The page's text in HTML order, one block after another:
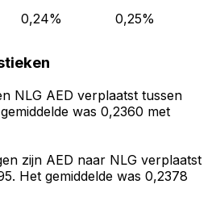
0,24% 0,25%
NLG AED verplaatst tussen
was 0,2360 met
zijn AED naar NLG verplaatst
Het gemiddelde was 0,2378